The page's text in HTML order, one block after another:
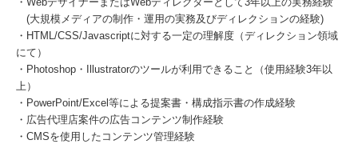
(大規模メディアの制作・運用の実務及びディレクションの経験)
・HTML/CSS/Javascriptに対する一定の理解度（ディレクション領域
にて）
・Photoshop・Illustratorのツールが利用できること（使用経験3年以
上）
・PowerPoint/Excel等による提案書・構成指示書の作成経験
・広告代理店案件の広告コンテンツ制作経験
・CMSを使用したコンテンツ管理経験